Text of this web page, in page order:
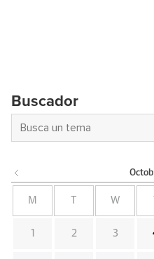
Buscador
M W
1 2 3